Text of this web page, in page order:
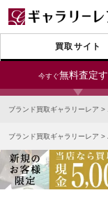
買取サイト
今すぐ無料査定
銀座本店
小田急新宿店
ブランド買取ギャラリーレア >
ブランド買取ギャラリーレア >